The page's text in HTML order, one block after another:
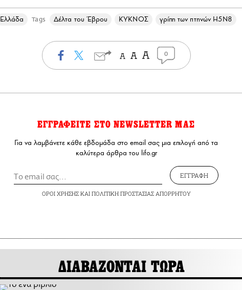
Ελλάδα Tags Δέλτα του Έβρου ΚΥΚΝΟΣ γρίπη των πτηνών H5N8
0
ΕΓΓΡΑΦΕΙΤΕ ΣΤΟ NEWSLETTER ΜΑΣ
Για να λαμβάνετε κάθε εβδομάδα στο email σας μια επιλογή από τα
καλύτερα άρθρα του lifo.gr
ΕΓΓΡΑΦΗ
ΟΡΟΙ ΧΡΗΣΗΣΚΑΙ ΠΟΛΙΤΙΚΗ ΠΡΟΣΤΑΣΙΑΣ ΑΠΟΡΡΗΤΟΥ
ΔΙΑΒΑΖΟΝΤΑΙ ΤΩΡΑ